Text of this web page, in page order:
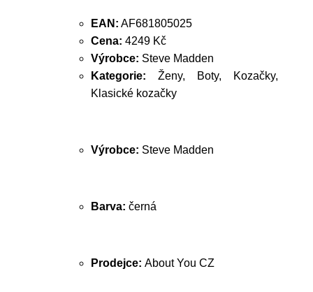
EAN: AF681805025
Cena: 4249 Kč
Výrobce: Steve Madden
Kategorie: Ženy, Boty, Kozačky,
Klasické kozačky
Výrobce: Steve Madden
Barva: černá
Prodejce: About You CZ